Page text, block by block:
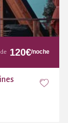
120€/noche